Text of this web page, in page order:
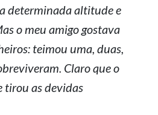
determinada altitude e
o meu amigo gostava
teimou uma, duas,
Claro que o
tirou as devidas